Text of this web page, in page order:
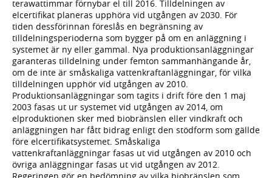
terawattimmar förnybar el till 2016. Tilldelningen av
elcertifikat planeras upphöra vid utgången av 2030. För
tiden dessförinnan föreslås en begränsning av
tilldelningsperioderna som bygger på om en anläggning i
systemet är ny eller gammal. Nya produktionsanläggningar
garanteras tilldelning under femton sammanhängande år,
om de inte är småskaliga vattenkraftanläggningar, för vilka
tilldelningen upphör vid utgången av 2010.
Produktionsanläggningar som tagits i drift före den 1 maj
2003 fasas ut ur systemet vid utgången av 2014, om
elproduktionen sker med biobränslen eller vindkraft och
anläggningen har fått bidrag enligt den stödform som gällde
före elcertifikatsystemet. Småskaliga
vattenkraftanläggningar fasas ut vid utgången av 2010 och
övriga anläggningar fasas ut vid utgången av 2012.